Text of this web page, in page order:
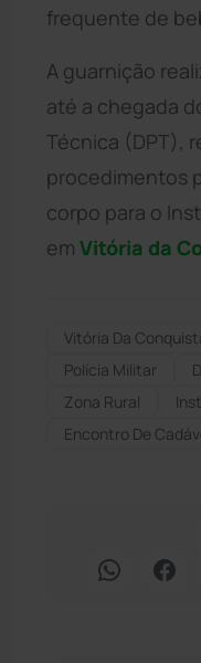
frequente de
A guarnição
até a chegada
Técnica (DPT),
procedimentos
corpo para o
em Vitória da
Vitória Da
Polícia Militar
Zona Rural
Encontro De